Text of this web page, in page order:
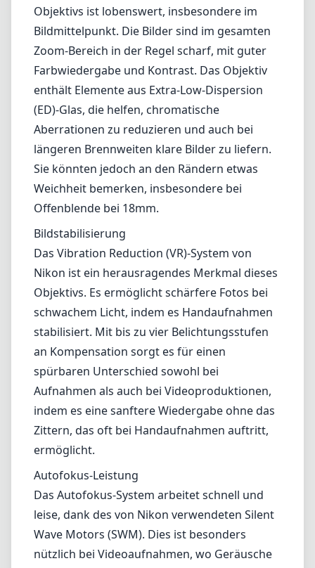
vermittelt. Das kompakte Design macht es
einfach zu handhaben, und mit einem
Gewicht von 490 Gramm belastet es Sie nicht
bei langen Fotosessions. Die integrierte
abnehmbare Gegenlichtblende trägt zur
Portabilität bei und ermöglicht eine einfache
Aufbewahrung und den Transport.
Bildqualität
Die optische Leistung des 18-140mm-
Objektivs ist lobenswert, insbesondere im
Bildmittelpunkt. Die Bilder sind im gesamten
Zoom-Bereich in der Regel scharf, mit guter
Farbwiedergabe und Kontrast. Das Objektiv
enthält Elemente aus Extra-Low-Dispersion
(ED)-Glas, die helfen, chromatische
Aberrationen zu reduzieren und auch bei
längeren Brennweiten klare Bilder zu liefern.
Sie könnten jedoch an den Rändern etwas
Weichheit bemerken, insbesondere bei
Offenblende bei 18mm.
Bildstabilisierung
Das Vibration Reduction (VR)-System von
Nikon ist ein herausragendes Merkmal dieses
Objektivs. Es ermöglicht schärfere Fotos bei
schwachem Licht, indem es Handaufnahmen
stabilisiert. Mit bis zu vier Belichtungsstufen
an Kompensation sorgt es für einen
spürbaren Unterschied sowohl bei